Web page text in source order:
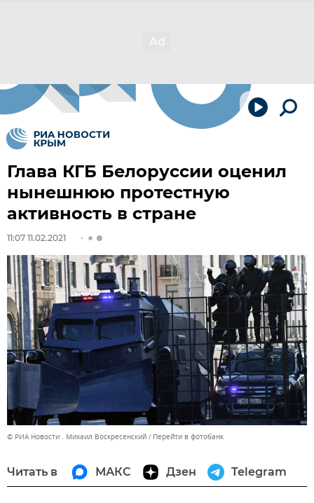
Глава КГБ Белоруссии оценил
нынешнюю протестную
активность в стране
11:07 11.02.2021
© РИА Новости . Михаил Воскресенский Перейти в фотобанк
Читать в МАКС Дзен Telegram